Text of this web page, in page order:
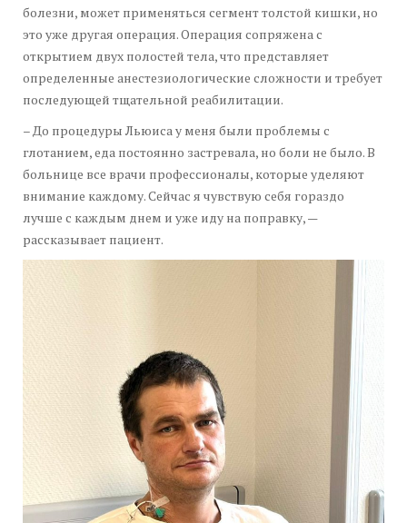
болезни, может применяться сегмент толстой кишки, но
это уже другая операция. Операция сопряжена с
открытием двух полостей тела, что представляет
определенные анестезиологические сложности и требует
последующей тщательной реабилитации.
– До процедуры Льюиса у меня были проблемы с
глотанием, еда постоянно застревала, но боли не было. В
больнице все врачи профессионалы, которые уделяют
внимание каждому. Сейчас я чувствую себя гораздо
лучше с каждым днем и уже иду на поправку, —
рассказывает пациент.